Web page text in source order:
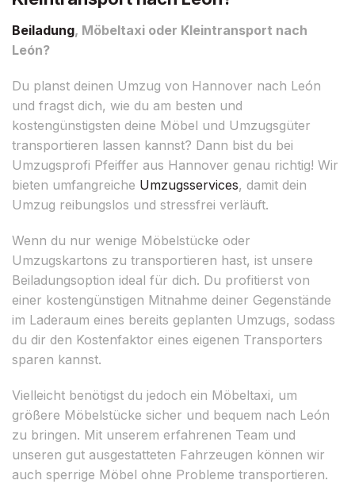
Beiladung, Möbeltaxi oder Kleintransport nach
León?
Du planst deinen Umzug von Hannover nach León
und fragst dich, wie du am besten und
kostengünstigsten deine Möbel und Umzugsgüter
transportieren lassen kannst? Dann bist du bei
Umzugsprofi Pfeiffer aus Hannover genau richtig! Wir
bieten umfangreiche Umzugsservices, damit dein
Umzug reibungslos und stressfrei verläuft.
Wenn du nur wenige Möbelstücke oder
Umzugskartons zu transportieren hast, ist unsere
Beiladungsoption ideal für dich. Du profitierst von
einer kostengünstigen Mitnahme deiner Gegenstände
im Laderaum eines bereits geplanten Umzugs, sodass
du dir den Kostenfaktor eines eigenen Transporters
sparen kannst.
Vielleicht benötigst du jedoch ein Möbeltaxi, um
größere Möbelstücke sicher und bequem nach León
zu bringen. Mit unserem erfahrenen Team und
unseren gut ausgestatteten Fahrzeugen können wir
auch sperrige Möbel ohne Probleme transportieren.